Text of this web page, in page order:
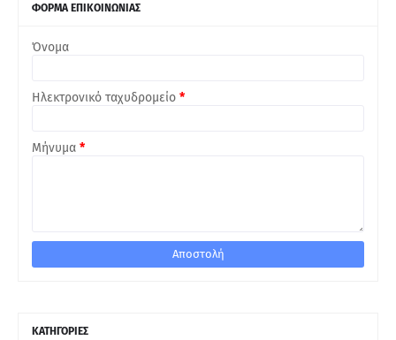
ΦΟΡΜΑ ΕΠΙΚΟΙΝΩΝΙΑΣ
Όνομα
Ηλεκτρονικό ταχυδρομείο *
Μήνυμα *
ΚΑΤΗΓΟΡΙΕΣ